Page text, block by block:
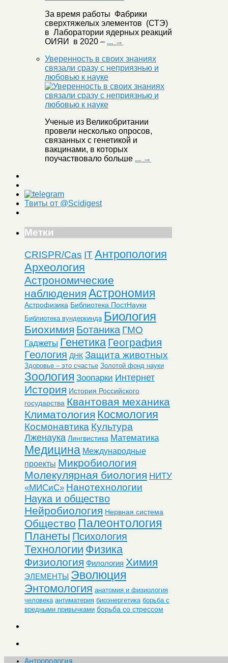
За время работы Фабрики
сверхтяжелых элементов (СТЭ)
в Лаборатории ядерных реакций
ОИЯИ в 2020 – ... →
Уверенность в своих знаниях
связали сразу с неприязнью и
любовью к науке
Ученые из Великобритании
провели несколько опросов,
связанных с генетикой и
вакцинами, в которых
поучаствовало больше ... →
Твиты от @Scidigest
Метки
CRISPR/Cas ITАнтропология
Археология
Астрономические
наблюдения Астрономия
Астрофизика Библиотека ПостНауки
Библиотека вундеркинда Биология
Биохимия Ботаника ГМО
Гаджеты Генетика География
Геология ДНК Защита животных
Здоровье – это счастье Золотой фонд науки
Зоология Зоопарки Интернет
История История Российского
государства Квантовая механика
Климатология Космология
Космонавтика Культура
Лженаука Лингвистика Математика
Медицина Международные
проекты Микробиология
Молекулярная биология НИТУ
«МИСиС» Нанотехнологии
Наука и общество
Нейробиология Нервная система
Общество Палеонтология
Планеты Психология
Технологии Физика
Физиология Филология Химия
ЭЛЕМЕНТЫ Эволюция
Энтомология анатомия и физиология
человека антиматерия биоэнергетика борьба с
вредными привычками борьба со стрессом
Антропология